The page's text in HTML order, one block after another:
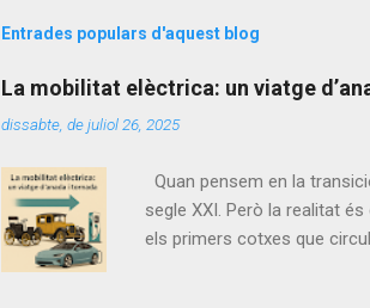
Entrades populars d'aquest blog
La mobilitat elèctrica: un viatge
dissabte, de juliol 26, 2025
Quan pensem en la
segle XXI. Però la realitat
els primers cotxes que
mobilitat net, eficient i